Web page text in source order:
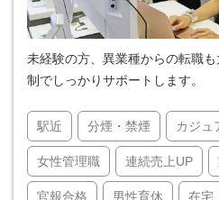
未経験の方、異業種からの転職
制でしっかりサポートします。
駅近 分煙・禁煙 カジュ
女性管理職 連続売上UP
官報合格 男性育休 在宅